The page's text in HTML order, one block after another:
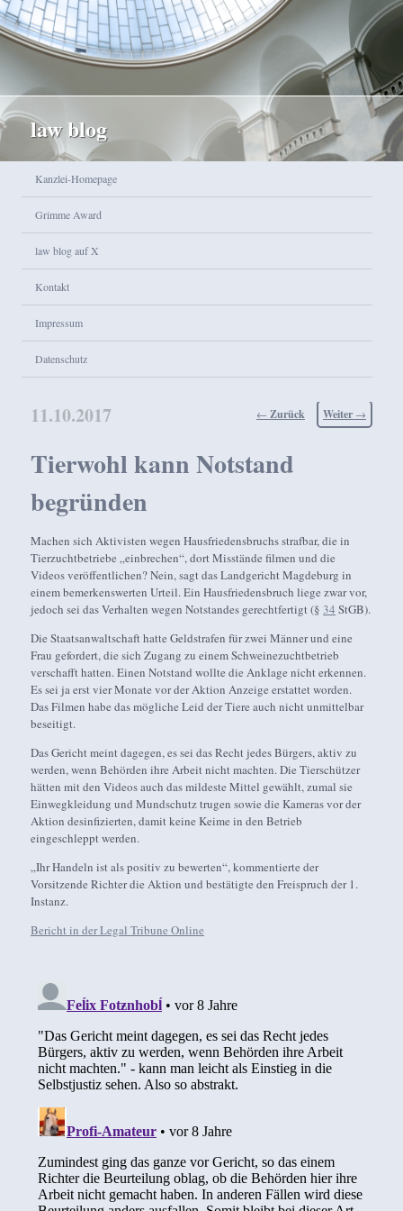
law blog
Zum Inhalt wechseln
Zum sekundären Inhalt wechseln
Kanzlei-Homepage
Grimme Award
law blog auf X
Kontakt
Impressum
Datenschutz
Beitragsnavigation
← Zurück Weiter →
Tierwohl kann Notstand
begründen
11.10.2017
Machen sich Aktivisten wegen Hausfriedensbruchs strafbar, die in
Tierzuchtbetriebe „einbrechen“, dort Misstände filmen und die
Videos veröffentlichen? Nein, sagt das Landgericht Magdeburg in
einem bemerkenswerten Urteil. Ein Hausfriedensbruch liege zwar vor,
jedoch sei das Verhalten wegen Notstandes gerechtfertigt (§34 StGB).
Die Staatsanwaltschaft hatte Geldstrafen für zwei Männer und eine
Frau gefordert, die sich Zugang zu einem Schweinezuchtbetrieb
verschafft hatten. Einen Notstand wollte die Anklage nicht erkennen.
Es sei ja erst vier Monate vor der Aktion Anzeige erstattet worden.
Das Filmen habe das mögliche Leid der Tiere auch nicht unmittelbar
beseitigt.
Das Gericht meint dagegen, es sei das Recht jedes Bürgers, aktiv zu
werden, wenn Behörden ihre Arbeit nicht machten. Die Tierschützer
hätten mit den Videos auch das mildeste Mittel gewählt, zumal sie
Einwegkleidung und Mundschutz trugen sowie die Kameras vor der
Aktion desinfizierten, damit keine Keime in den Betrieb
eingeschleppt werden.
„Ihr Handeln ist als positiv zu bewerten“, kommentierte der
Vorsitzende Richter die Aktion und bestätigte den Freispruch der 1.
Instanz.
Bericht in der Legal Tribune Online